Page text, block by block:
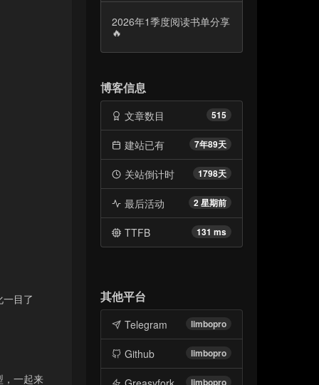
目了
，一起来
2026年1季度阅读书单分享
🔥
博客信息
515
文章数目
7年89天
建站已有
1798天
关站倒计时
2 星期前
最后活动
131 ms
TTFB
其他平台
limbopro
Telegram
limbopro
Github
limbopro